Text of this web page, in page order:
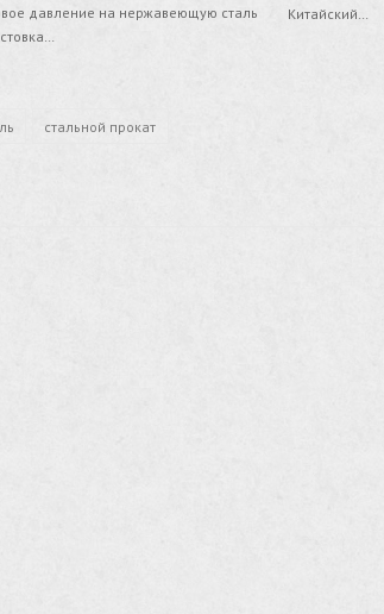
давление на нержавеющую сталь
Китайский…
стальной прокат